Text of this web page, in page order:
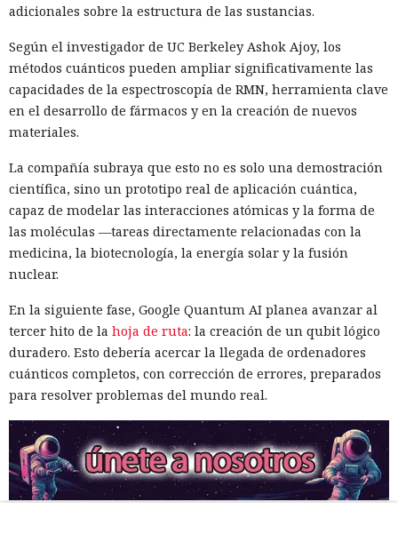
adicionales sobre la estructura de las sustancias.
Según el investigador de UC Berkeley Ashok Ajoy, los
métodos cuánticos pueden ampliar significativamente las
capacidades de la espectroscopía de RMN, herramienta clave
en el desarrollo de fármacos y en la creación de nuevos
materiales.
La compañía subraya que esto no es solo una demostración
científica, sino un prototipo real de aplicación cuántica,
capaz de modelar las interacciones atómicas y la forma de
las moléculas —tareas directamente relacionadas con la
medicina, la biotecnología, la energía solar y la fusión
nuclear.
En la siguiente fase, Google Quantum AI planea avanzar al
tercer hito de la hoja de ruta: la creación de un qubit lógico
duradero. Esto debería acercar la llegada de ordenadores
cuánticos completos, con corrección de errores, preparados
para resolver problemas del mundo real.